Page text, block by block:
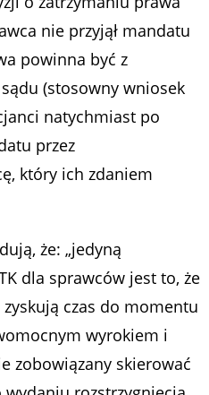
nie przyjął mandatu
powinna być z
(stosowny wniosek
natychmiast po
przez
który ich zdaniem
że: „jedyną
dla sprawców jest to, że
czas do momentu
wyrokiem i
zobowiązany skierować